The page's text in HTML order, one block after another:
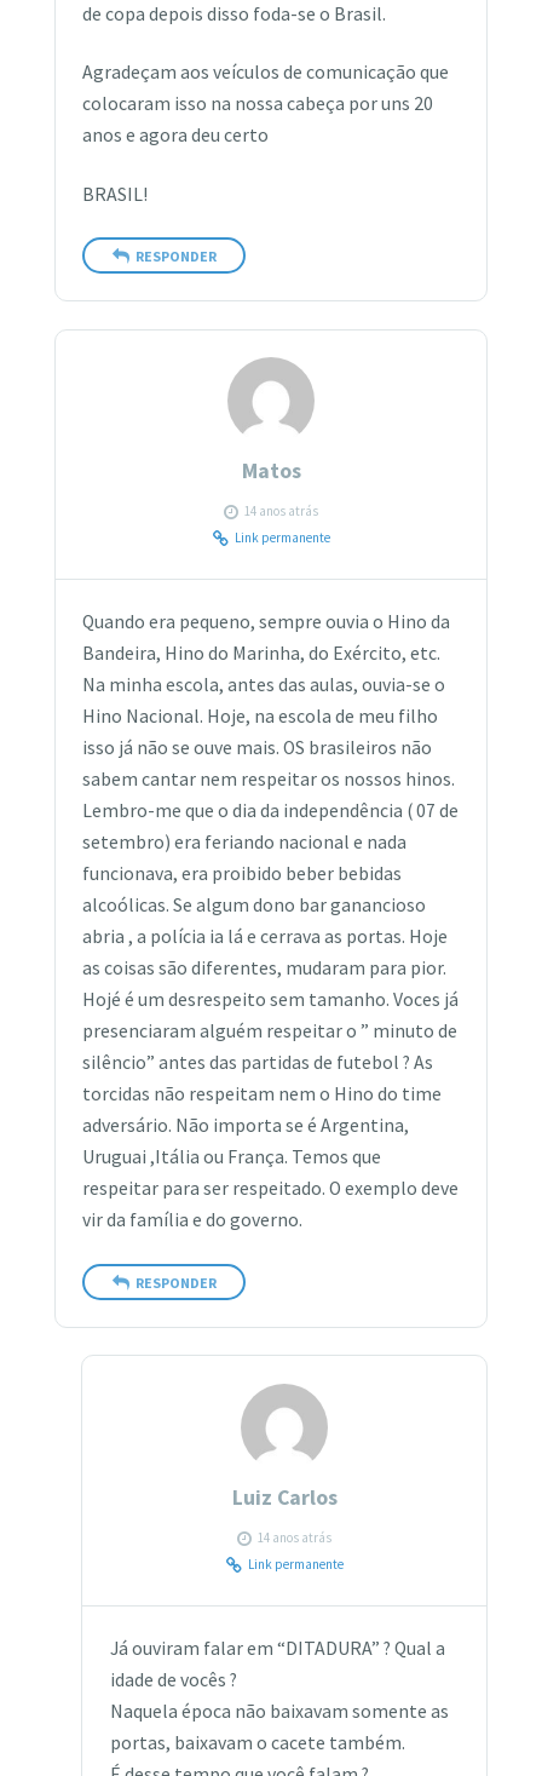
de copa depois disso foda-se o Brasil.
Agradeçam aos veículos de comunicação que
colocaram isso na nossa cabeça por uns 20
anos e agora deu certo
BRASIL!
RESPONDER
Matos
14 anos atrás
Link permanente
Quando era pequeno, sempre ouvia o Hino da
Bandeira, Hino do Marinha, do Exército, etc.
Na minha escola, antes das aulas, ouvia-se o
Hino Nacional. Hoje, na escola de meu filho
isso já não se ouve mais. OS brasileiros não
sabem cantar nem respeitar os nossos hinos.
Lembro-me que o dia da independência ( 07 de
setembro) era feriando nacional e nada
funcionava, era proibido beber bebidas
alcoólicas. Se algum dono bar ganancioso
abria , a polícia ia lá e cerrava as portas. Hoje
as coisas são diferentes, mudaram para pior.
Hojé é um desrespeito sem tamanho. Voces já
presenciaram alguém respeitar o ” minuto de
silêncio” antes das partidas de futebol ? As
torcidas não respeitam nem o Hino do time
adversário. Não importa se é Argentina,
Uruguai ,Itália ou França. Temos que
respeitar para ser respeitado. O exemplo deve
vir da família e do governo.
RESPONDER
Luiz Carlos
14 anos atrás
Link permanente
Já ouviram falar em “DITADURA” ? Qual a
idade de vocês ?
Naquela época não baixavam somente as
portas, baixavam o cacete também.